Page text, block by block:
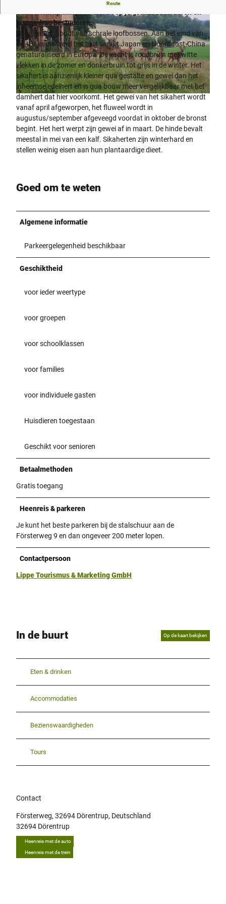
© Lippe Tourismus & Marketing GmbH | CC-BY-SA
Route
hun gedrag bestuderen.
Het sikahert houdt van schrale loofbossen. Aan het eind van
de 18e eeuw werd het hert vanuit Japan en Noordoost-China
genaturaliseerd in Europa. De vacht is roodbruin met witte
vlekken in de zomer en donkerbruin tot grijs in de winter. Het
sikahert is aanzienlijk kleiner qua gestalte en gewei dan het
inheemse edelhert en is qua bouw meer vergelijkbaar met het
damhert dat hier voorkomt. Het gewei van het sikahert wordt
vanaf april afgeworpen, het fluweel wordt in
augustus/september afgeveegd voordat in oktober de bronst
begint. Het hert werpt zijn gewei af in maart. De hinde bevalt
meestal in mei van een kalf. Sikaherten zijn winterhard en
stellen weinig eisen aan hun plantaardige dieet.
Goed om te weten
Algemene informatie
Parkeergelegenheid beschikbaar
Geschiktheid
voor ieder weertype
voor groepen
voor schoolklassen
voor families
voor individuele gasten
Huisdieren toegestaan
Geschikt voor senioren
Betaalmethoden
Gratis toegang
Heenreis & parkeren
Je kunt het beste parkeren bij de stalschuur aan de
Försterweg 9 en dan ongeveer 200 meter lopen.
Contactpersoon
Lippe Tourismus & Marketing GmbH
In de buurt Op de kaart bekijken
Eten & drinken
Accommodaties
Bezienswaardigheden
Tours
Contact
Försterweg, 32694 Dörentrup, Deutschland
32694 Dörentrup
Heenreis met de auto
Heenreis met de trein